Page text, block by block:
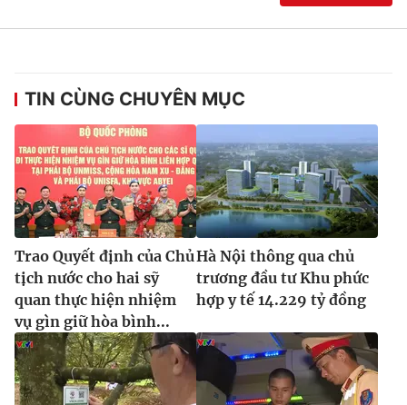
TIN CÙNG CHUYÊN MỤC
Trao Quyết định của Chủ
tịch nước cho hai sỹ
quan thực hiện nhiệm
vụ gìn giữ hòa bình...
Hà Nội thông qua chủ
trương đầu tư Khu phức
hợp y tế 14.229 tỷ đồng